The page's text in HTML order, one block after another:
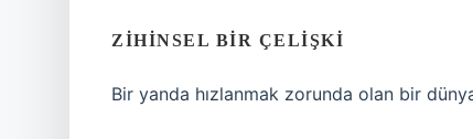
ZIHINSEL BIR ÇELIŞKI
Bir yanda hızlanmak zorunda olan bir